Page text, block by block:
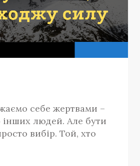
себе жертвами –
інших людей. Але бути
вибір. Той, хто